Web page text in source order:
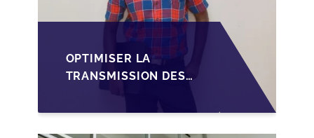
OPTIMISER LA
TRANSMISSION DES
LUXEMBOURGEOISES